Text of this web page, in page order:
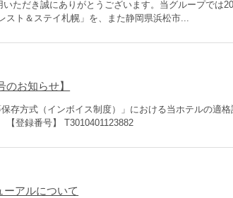
ただき誠にありがとうございます。当グループでは
スト＆ステイ札幌」を、また静岡県浜松市...
のお知らせ】
存方式（インボイス制度）」における当ホテルの適
【登録番号】 T3010401123882
ーアルについて